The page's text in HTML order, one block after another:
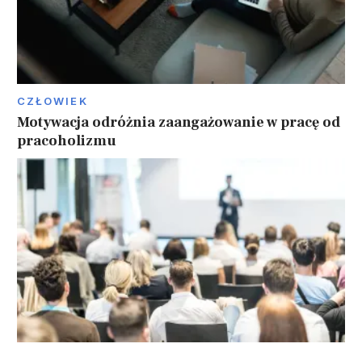
CZŁOWIEK
Motywacja odróżnia zaangażowanie w pracę od
pracoholizmu